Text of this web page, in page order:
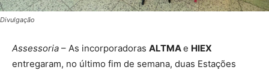
Divulgação
Assessoria – As incorporadoras ALTMAe HIEX
entregaram, no último fim de semana, duas Estações